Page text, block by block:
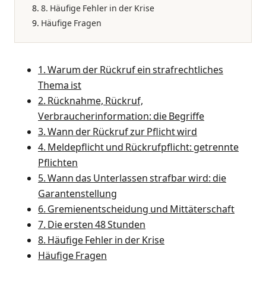
8. Häufige Fehler in der Krise
Häufige Fragen
1. Warum der Rückruf ein strafrechtliches
Thema ist
2. Rücknahme, Rückruf,
Verbraucherinformation: die Begriffe
3. Wann der Rückruf zur Pflicht wird
4. Meldepflicht und Rückrufpflicht: getrennte
Pflichten
5. Wann das Unterlassen strafbar wird: die
Garantenstellung
6. Gremienentscheidung und Mittäterschaft
7. Die ersten 48 Stunden
8. Häufige Fehler in der Krise
Häufige Fragen